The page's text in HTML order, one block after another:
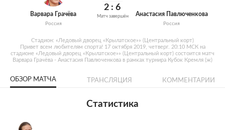
Варвара Грачёва
Россия
2: 6
Матч завершён Анастасия Павлюченкова
Россия
Стадион: «Ледовый дворец «Крылатское»» (Центральный корт)
Привет всем любителям спорта! 17 октября 2019, четверг. 20:10 МСК на
стадионе «Ледовый дворец «Крылатское»» (Центральный корт) состоится матч
Варвара Грачёва - Анастасия Павлюченкова в рамках турнира Кубок Кремля (ж)
ОБЗОР МАТЧА ТРАНСЛЯЦИЯ КОММЕНТАРИИ
Статистика